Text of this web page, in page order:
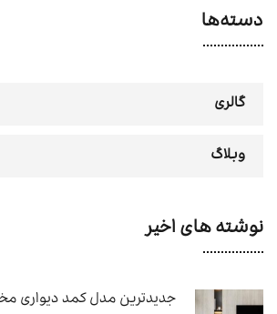
دسته‌ها
گالری
وبلاگ
نوشته های اخیر
جدیدترین مدل کمد دیواری